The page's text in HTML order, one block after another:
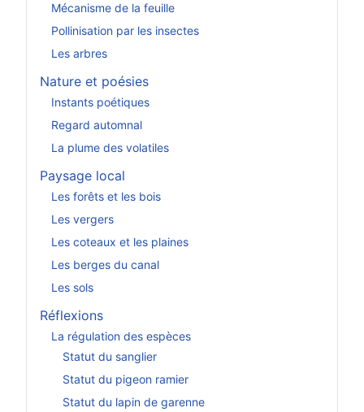
Mécanisme de la feuille
Pollinisation par les insectes
Les arbres
Nature et poésies
Instants poétiques
Regard automnal
La plume des volatiles
Paysage local
Les forêts et les bois
Les vergers
Les coteaux et les plaines
Les berges du canal
Les sols
Réflexions
La régulation des espèces
Statut du sanglier
Statut du pigeon ramier
Statut du lapin de garenne